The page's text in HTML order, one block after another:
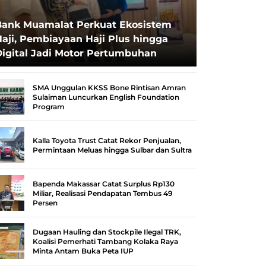
Muamalat Perkuat Ekosistem
Pembiayaan Haji Plus hingga
Jadi Motor Pertumbuhan
SMA Unggulan KKSS Bone Rintisan Amran
Sulaiman Luncurkan English Foundation
Program
Kalla Toyota Trust Catat Rekor Penjualan,
Permintaan Meluas hingga Sulbar dan Sultra
Bapenda Makassar Catat Surplus Rp130
Miliar, Realisasi Pendapatan Tembus 49
Persen
Dugaan Hauling dan Stockpile Ilegal TRK,
Koalisi Pemerhati Tambang Kolaka Raya
Minta Antam Buka Peta IUP